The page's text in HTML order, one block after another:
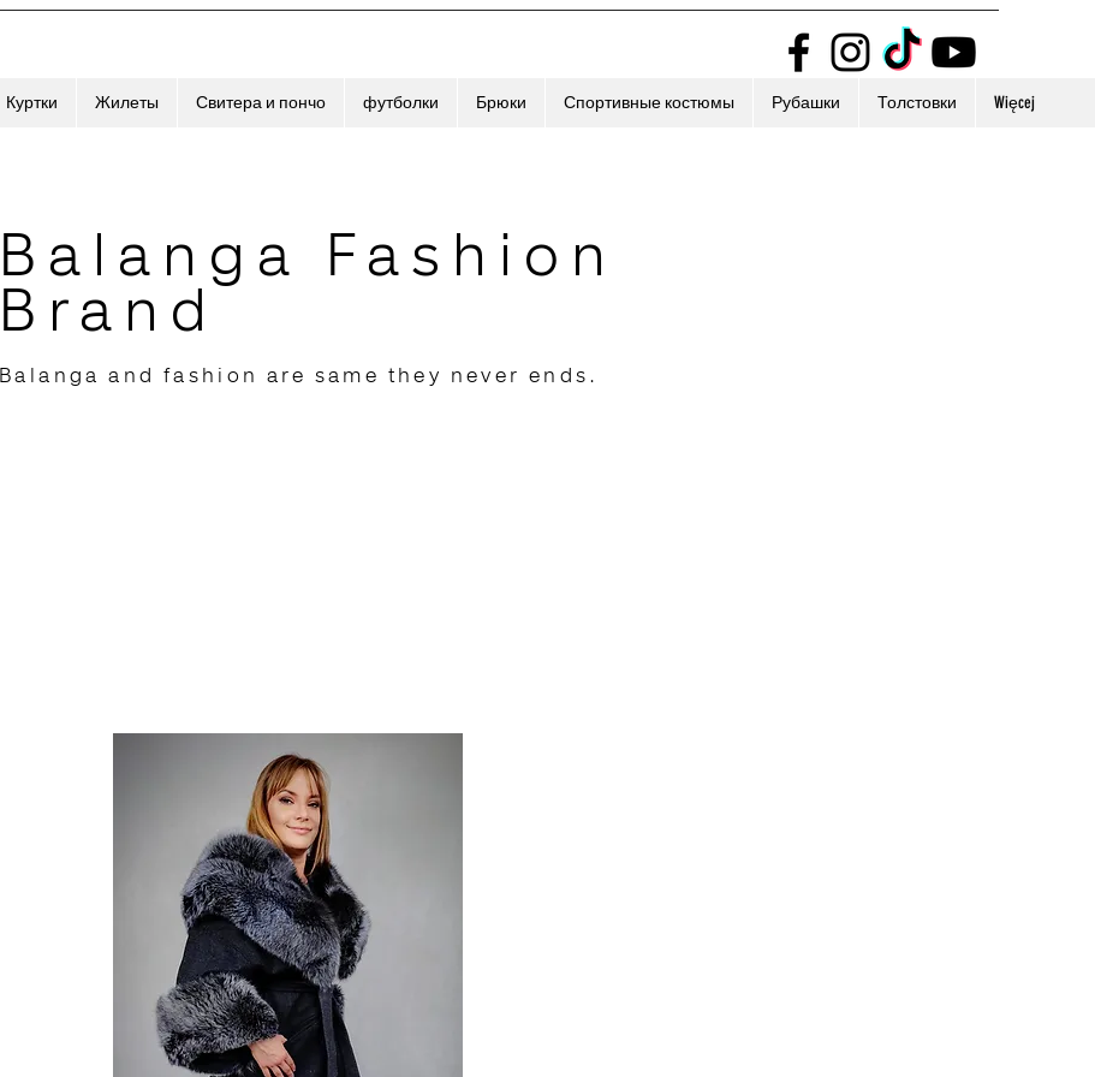
Куртки Жилеты Свитера и пончо футболки Брюки Спортивные костюмы Рубашки Толстовки Więcej
Balanga Fashion
Brand
Balanga and fashion are same they never ends.